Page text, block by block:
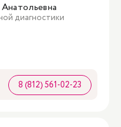
диагностики
8 (812) 561-02-23